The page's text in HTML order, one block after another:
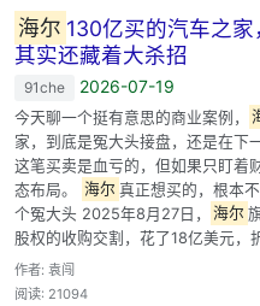
海尔 130亿买的汽车之家
其实还藏着大杀招
91che 2026-07-19
今天聊一个挺有意思的商业案例，
家，到底是冤大头接盘，还是在下
这笔买卖是血亏的，但如果只盯着
态布局。
海尔 真正想买的，根本
个冤大头 2025年8月27日，
海尔
股权的收购交割，花了18亿美元，
作者: 袁闯
阅读: 21094